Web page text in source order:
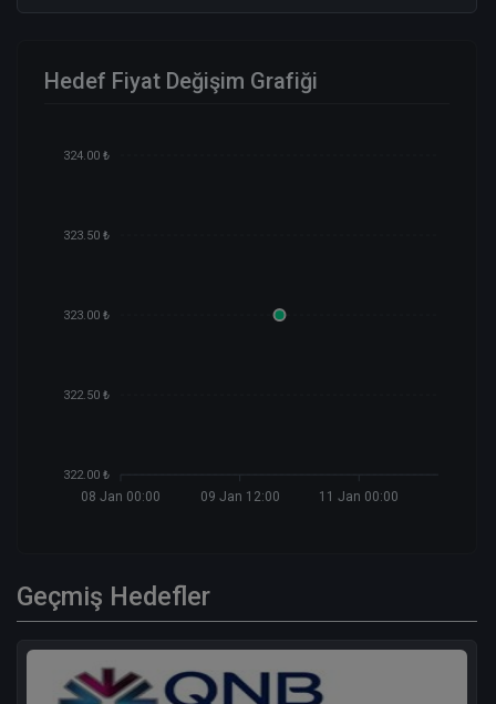
Hedef Fiyat Değişim Grafiği
324.00 ₺
323.50 ₺
323.00 ₺
322.50 ₺
322.00 ₺
08 Jan 00:00 09 Jan 12:00 11 Jan 00:00
Geçmiş Hedefler